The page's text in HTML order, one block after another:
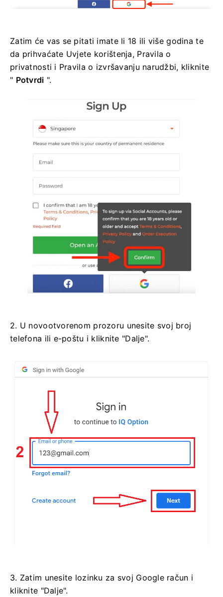
Zatim će vas se pitati imate li 18 ili više godina te
da prihvaćate Uvjete korištenja, Pravila o
privatnosti i Pravila o izvršavanju narudžbi, kliknite
" Potvrdi ".
2. U novootvorenom prozoru unesite svoj broj
telefona ili e-poštu i kliknite "Dalje".
3. Zatim unesite lozinku za svoj Google račun i
kliknite "Dalje".